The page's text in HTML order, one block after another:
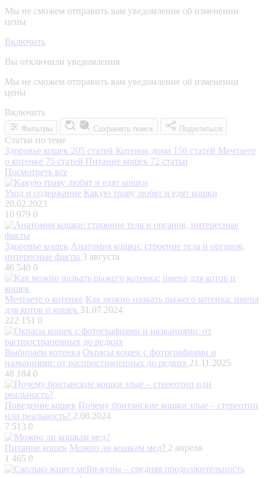
Мы не сможем отправить вам уведомление об изменении
цены
Включить
Вы отключили уведомления
Мы не сможем отправить вам уведомление об изменении
цены
Включить
Фильтры Сохранить поиск Поделиться
Статьи по теме
Здоровье кошек 205 статей Котенок дома 156 статей Мечтаете
о котенке 75 статей Питание кошек 72 статьи
Посмотреть все
Уход и содержание Какую траву любят и едят кошки
20.02.2023
10 979 0
Здоровье кошек Анатомия кошки: строение тела и органов,
интересные факты 3 августа
46 540 0
Мечтаете о котенке Как можно назвать рыжего котенка: имена
для котов и кошек 31.07.2024
222 151 0
Выбираем котенка Окрасы кошек с фотографиями и
названиями: от распространенных до редких 21.11.2025
48 184 0
Поведение кошек Почему британские кошки злые – стереотип
или реальность? 2.08.2024
7 513 0
Питание кошек Можно ли кошкам мед? 2 апреля
1 465 0